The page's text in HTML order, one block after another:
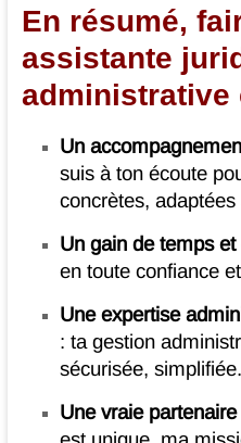
En résumé,
assistante
administrative
Un
suis à ton écoute
concrètes,
Un gain de temps
en toute confiance
Une expertise
: ta gestion
sécurisée, simplifiée.
Une vraie